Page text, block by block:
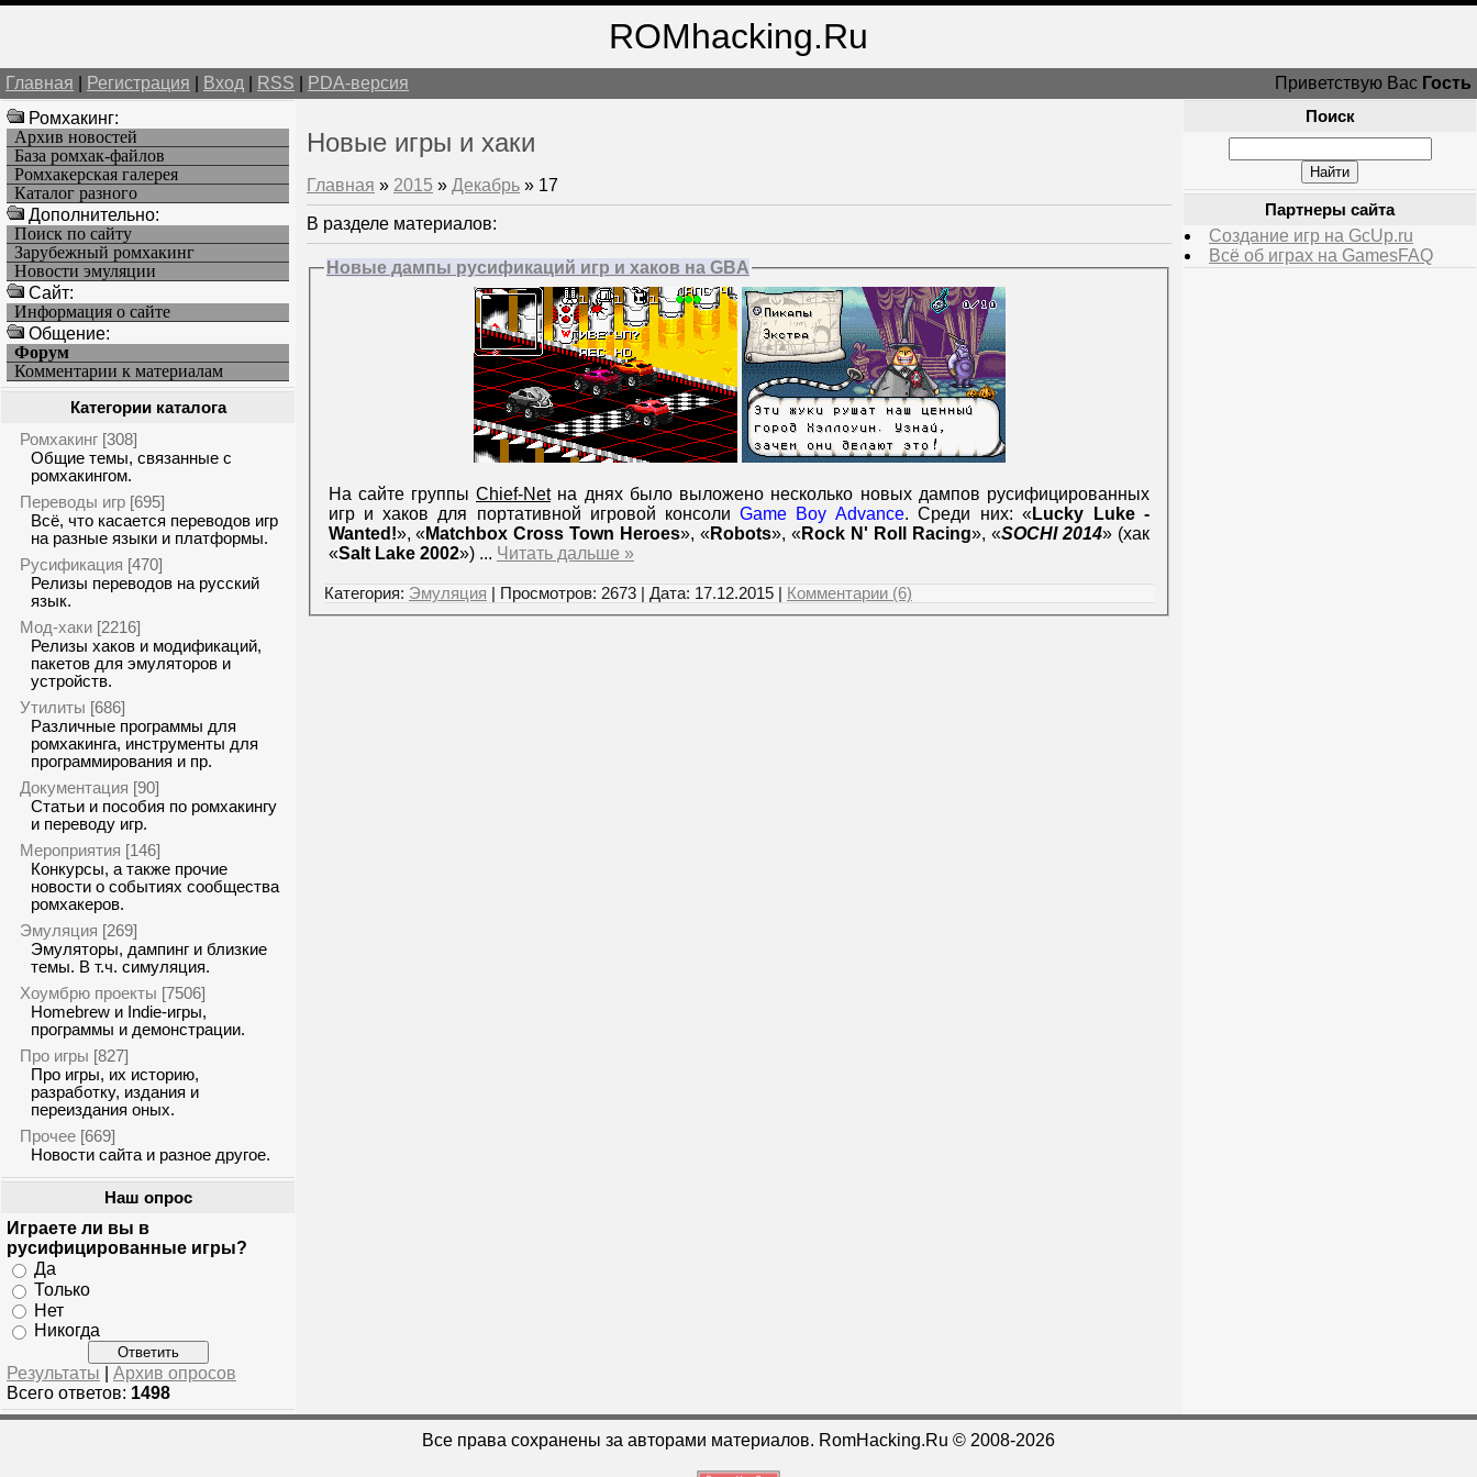
ROMhacking.Ru
Главная Регистрация Вход RSS PDA-версия Приветствую Вас Гость
Ромхакинг:
Архив новостей
База ромхак-файлов
Ромхакерская галерея
Каталог разного
Дополнительно:
Поиск по сайту
Зарубежный ромхакинг
Новости эмуляции
Cайт:
Информация о сайте
Общение:
Форум
Комментарии к материалам
Категории каталога
Ромхакинг [308]
Общие темы, связанные с
ромхакингом.
Переводы игр [695]
Всё, что касается переводов игр
на разные языки и платформы.
Русификация [470]
Релизы переводов на русский
язык.
Мод-хаки [2216]
Релизы хаков и модификаций,
пакетов для эмуляторов и
устройств.
Утилиты [686]
Различные программы для
ромхакинга, инструменты для
программирования и пр.
Документация [90]
Статьи и пособия по ромхакингу
и переводу игр.
Мероприятия [146]
Конкурсы, а также прочие
новости о событиях сообщества
ромхакеров.
Эмуляция [269]
Эмуляторы, дампинг и близкие
темы. В т.ч. симуляция.
Хоумбрю проекты [7506]
Homebrew и Indie-игры,
программы и демонстрации.
Про игры [827]
Про игры, их историю,
разработку, издания и
переиздания оных.
Прочее [669]
Новости сайта и разное другое.
Наш опрос
Играете ли вы в
русифицированные игры?
Да
Только
Нет
Никогда
Результаты
Архив опросов
Всего ответов: 1498
Новые игры и хаки
Главная » 2015 » Декабрь » 17
В разделе материалов:
Новые дампы русификаций игр и хаков на GBA
На сайте группы Chief-Netна днях было выложено несколько новых дампов русифицированных
игр и хаков для портативной игровой консоли Game Boy Advance. Среди них: «Lucky Luke -
Wanted!», «Matchbox Cross Town Heroes», «Robots», «Rock N' Roll Racing», «SOCHI 2014» (хак
«Salt Lake 2002») ... Читать дальше »
Категория: Эмуляция | Просмотров: 2673 | Дата: 17.12.2015 Комментарии (6)
Поиск
Партнеры сайта
Создание игр на GcUp.ru
Всё об играх на GamesFAQ
Все права сохранены за авторами материалов. RomHacking.Ru © 2008-2026